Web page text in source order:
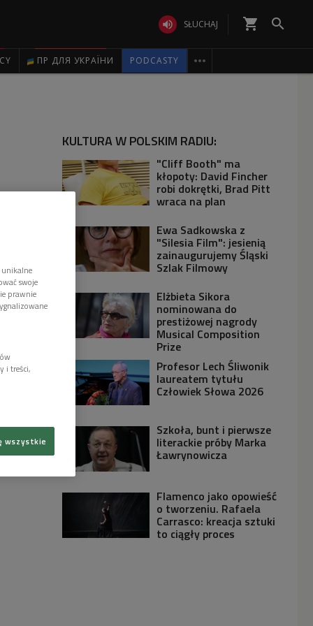
 SŁUCHAJ shopping_cart 
ПР ДЛЯ УКРАЇНИ PODCASTY 
KULTURA W POLSKIM RADIU:
"Cliff Booth" ma
kłopoty: David Fincher
robi dokrętki, Brad Pitt
wraca na plan
Ewa Sadkowska z
"Silesia Film": jesienią
zainaugurujemy Śląski
Szlak Filmowy
Elżbieta Sikora
nominowana do
prestiżowej nagrody
Musical Composition
Prize
Profesor Lech Śliwonik
laureatem tytułu
Człowiek Słowa 2026
Szkoła, bunt i pierwsze
literackie próby Marka
Ławrynowicza
Flamenco jako opowieść
o tworzeniu. Rafaela
Carrasco: kreacja sztuki
to ciągły proces
swoje
prawnie
i treści,
wszystkie